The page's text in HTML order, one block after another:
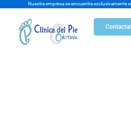
contenido
Nuestra empresa se encuentra exclusivamente
Contactar